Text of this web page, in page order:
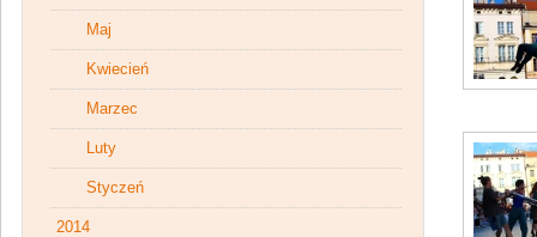
Maj
Kwiecień
Marzec
Luty
Styczeń
2014